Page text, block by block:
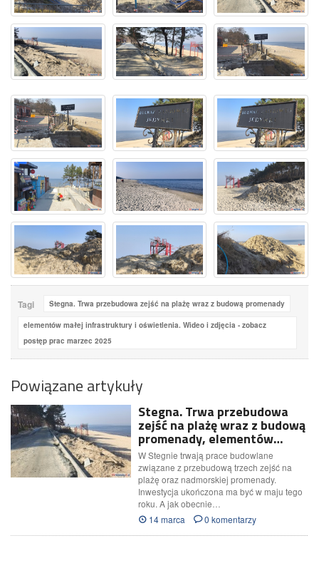
Tagi Stegna. Trwa przebudowa zejść na plażę wraz z budową promenady
elementów małej infrastruktury i oświetlenia. Wideo i zdjęcia - zobacz
postęp prac marzec 2025
Powiązane artykuły
Stegna. Trwa przebudowa
zejść na plażę wraz z budową
promenady, elementów…
W Stegnie trwają prace budowlane
związane z przebudową trzech zejść na
plażę oraz nadmorskiej promenady.
Inwestycja ukończona ma być w maju tego
roku. A jak obecnie…
14 marca
0 komentarzy